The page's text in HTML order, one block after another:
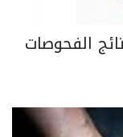
الفحوصات